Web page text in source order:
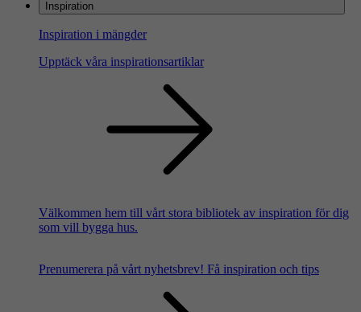
Inspiration
Inspiration i mängder
Upptäck våra inspirationsartiklar
Välkommen hem till vårt stora bibliotek av inspiration för dig
som vill bygga hus.
Prenumerera på vårt nyhetsbrev! Få inspiration och tips